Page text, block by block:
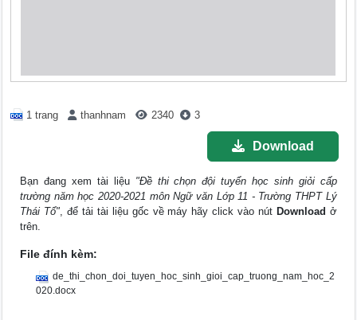
1 trang thanhnam 2340 3
Download
Bạn đang xem tài liệu "Đề thi chọn đội tuyển học sinh giỏi cấp
trường năm học 2020-2021 môn Ngữ văn Lớp 11 - Trường THPT Lý
Thái Tổ", để tải tài liệu gốc về máy hãy click vào nút Download ở
trên.
File đính kèm:
de_thi_chon_doi_tuyen_hoc_sinh_gioi_cap_truong_nam_hoc_2
020.docx